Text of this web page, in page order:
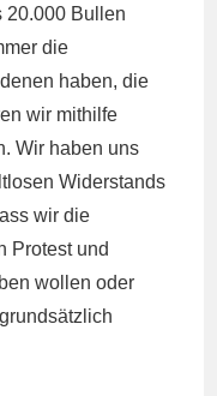
20.000 Bullen
die
haben, die
wir mithilfe
Wir haben uns
Widerstands
wir die
Protest und
wollen oder